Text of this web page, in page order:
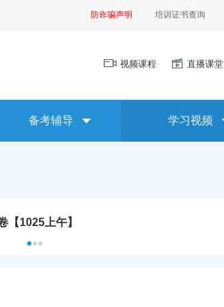
防诈骗声明 培训证书查询
视频课程 直播课堂
备考辅导 学习视频
【1025上午】